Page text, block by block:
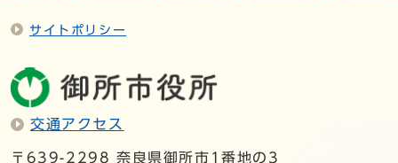
サイトポリシー
交通アクセス
〒639-2298 奈良県御所市1番地の3